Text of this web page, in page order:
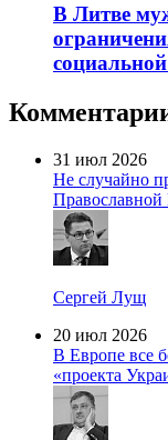
В Литве
социальной
31 июл 2026
Не случайно
Православной
Сергей Лущ
20 июл 2026
В Европе все
«проекта